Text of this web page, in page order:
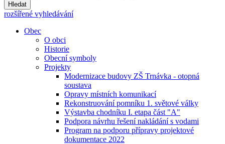
Hledat
rozšířené vyhledávání
Obec
O obci
Historie
Obecní symboly
Projekty
Modernizace budovy ZŠ Trnávka - otopná
soustava
Opravy místních komunikací
Rekonstruování pomníku 1. světové války
Výstavba chodníku I. etapa část "A"
Podpora návrhu řešení nakládání s vodami
Program na podporu přípravy projektové
dokumentace 2022